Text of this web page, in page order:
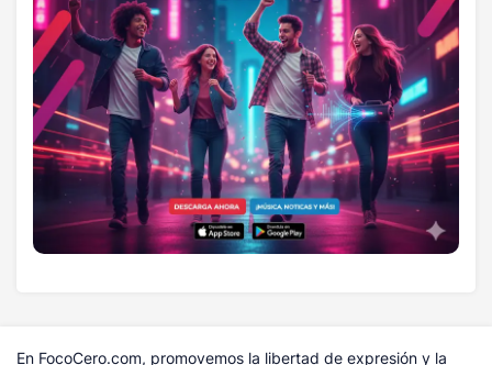
En FocoCero.com, promovemos la libertad de expresión y la